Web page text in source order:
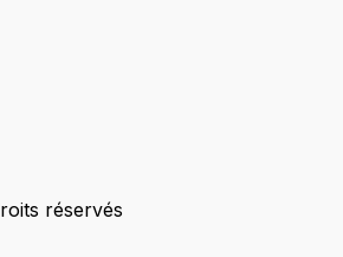
réservés